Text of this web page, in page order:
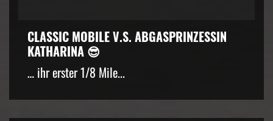
CLASSIC MOBILE V.S. ABGASPRINZESSIN
KATHARINA 😎
… ihr erster 1/8 Mile...